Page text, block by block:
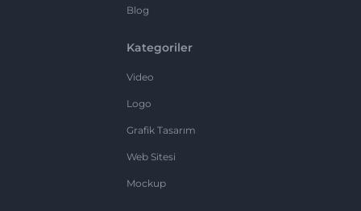
Blog
Kategoriler
Video
Logo
Grafik Tasarım
Web Sitesi
Mockup